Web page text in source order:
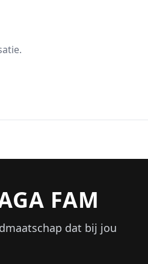
FAM
dat bij jou